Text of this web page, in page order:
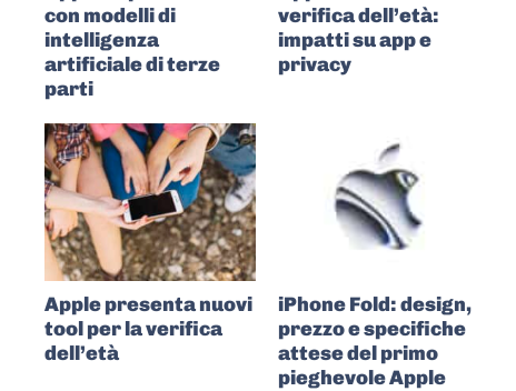
con modelli di
intelligenza
artificiale di terze
parti
verifica dell’età:
impatti su app e
privacy
Apple presenta nuovi
tool per la verifica
dell’età
iPhone Fold: design,
prezzo e specifiche
attese del primo
pieghevole Apple